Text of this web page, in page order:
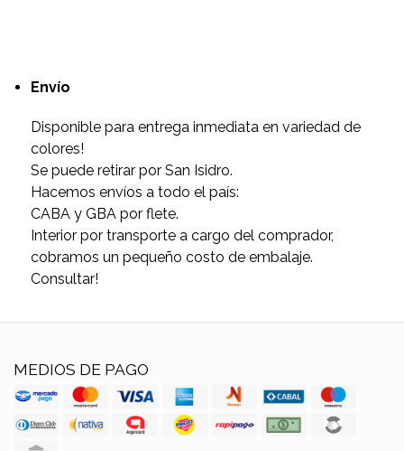
Envío
Disponible para entrega inmediata en variedad de
colores!
Se puede retirar por San Isidro.
Hacemos envíos a todo el país:
CABA y GBA por flete.
Interior por transporte a cargo del comprador,
cobramos un pequeño costo de embalaje.
Consultar!
MEDIOS DE PAGO